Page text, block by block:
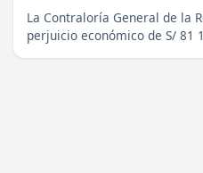
La Contraloría General de la
perjuicio económico de S/ 81